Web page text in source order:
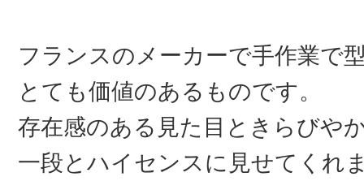
フランスのメーカーで手作業で
とても価値のあるものです。
存在感のある見た目ときらびや
一段とハイセンスに見せてくれ